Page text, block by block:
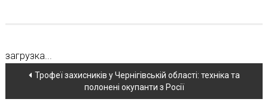
загрузка...
Навігація
по
Трофеї захисників у Чернігівській області: техніка та
полонені окупанти з Росії